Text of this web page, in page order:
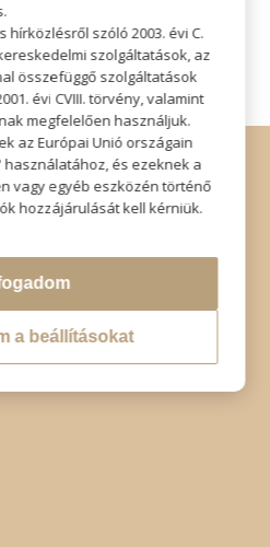
Elállás
hírközlésről szóló 2003. évi C.
szolgáltatások, az
összefüggő szolgáltatások
évi CVIII. törvény, valamint
megfelelően használjuk.
az Európai Unió országain
használatához, és ezeknek a
vagy egyéb eszközén történő
hozzájárulását kell kérniük.
a beállításokat